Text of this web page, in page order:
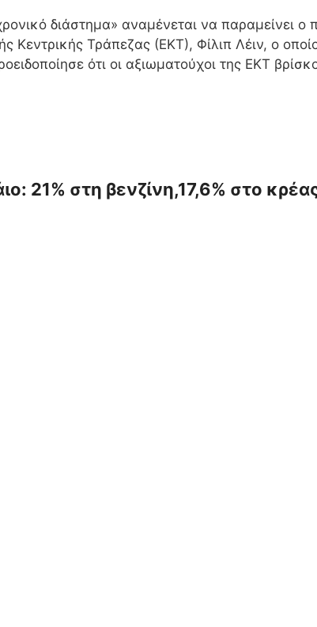
διάστημα» αναμένεται να παραμείνει
Κεντρικής Τράπεζας (ΕΚΤ), Φίλιπ Λέιν, ο
ότι οι αξιωματούχοι της ΕΚΤ
21% στη βενζίνη,17,6% στο